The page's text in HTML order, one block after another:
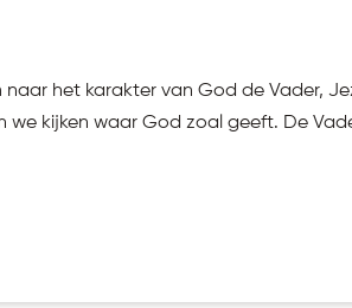
het karakter van God de Vader,
kijken waar God zoal geeft. De